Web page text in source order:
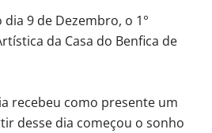
9 de Dezembro, o 1°
da Casa do Benfica de
recebeu como presente um
desse dia começou o sonho